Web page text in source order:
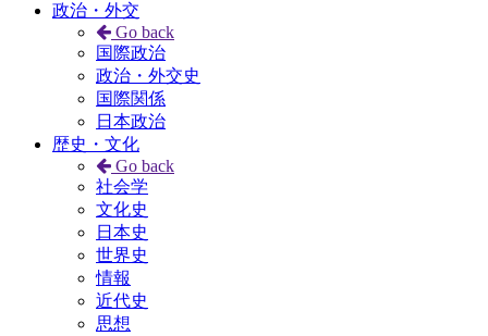
政治・外交
Go back
国際政治
政治・外交史
国際関係
日本政治
歴史・文化
Go back
社会学
文化史
日本史
世界史
情報
近代史
思想